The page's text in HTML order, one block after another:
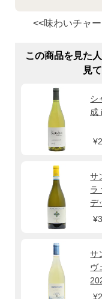
<<味わいチャ
この商品を見た
見
シ
成
サ
ラ
デ
サ
ヴ